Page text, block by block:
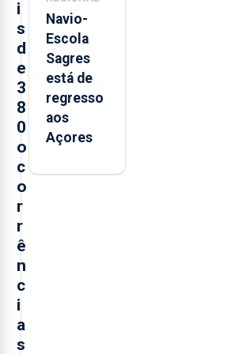
i
s
d
e
3
8
0
o
c
o
r
r
ê
n
c
i
a
s
Navio-
Escola
Sagres
está de
regresso
aos
Açores